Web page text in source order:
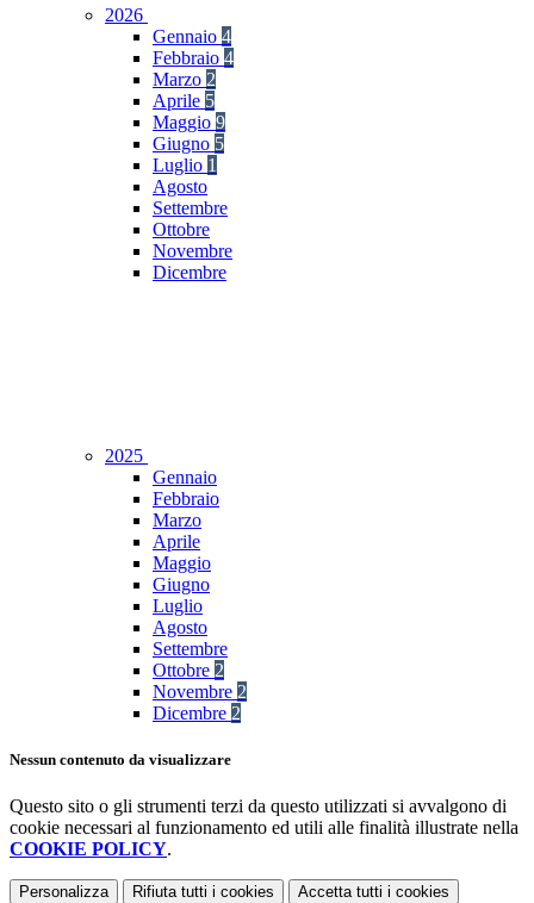
2026
Gennaio 4
Febbraio 4
Marzo 2
Aprile 5
Maggio 9
Giugno 5
Luglio 1
Agosto
Settembre
Ottobre
Novembre
Dicembre
2025
Gennaio
Febbraio
Marzo
Aprile
Maggio
Giugno
Luglio
Agosto
Settembre
Ottobre 2
Novembre 2
Dicembre 2
Nessun contenuto da visualizzare
Questo sito o gli strumenti terzi da questo utilizzati si avvalgono di
cookie necessari al funzionamento ed utili alle finalità illustrate nella
COOKIE POLICY.
Personalizza Rifiuta tutti i cookies Accetta tutti i cookies